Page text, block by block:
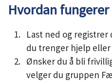
Hvordan
Last ned og registrer
du trenger hjelp
Ønsker du å bli
velger du gruppen